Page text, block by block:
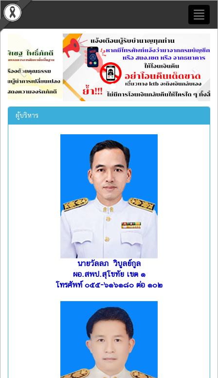
Previous
ผู้บริหาร
นายวัลลภ วิบูลย์กูล
ผอ.สพป.สุโขทัย เขต ๑
โทรศัพท์ ๐๕๕-๖๑๖๑๘๐ ต่อ ๑๐๒